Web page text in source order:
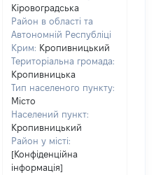
Кіровоградська
Район в області та
Автономній Республіці
Крим: Кропивницький
Територіальна громада:
Кропивницька
Тип населеного пункту:
Місто
Населений пункт:
Кропивницький
Район у місті:
[Конфіденційна
інформація]